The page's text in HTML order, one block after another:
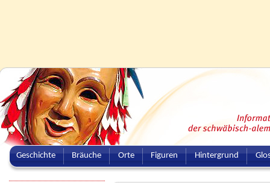
Geschichte Bräuche Orte Figuren Hintergrund